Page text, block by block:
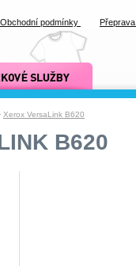
Xerox VersaLink B620
B620
xcopy
Obchodní podmínky Přeprava